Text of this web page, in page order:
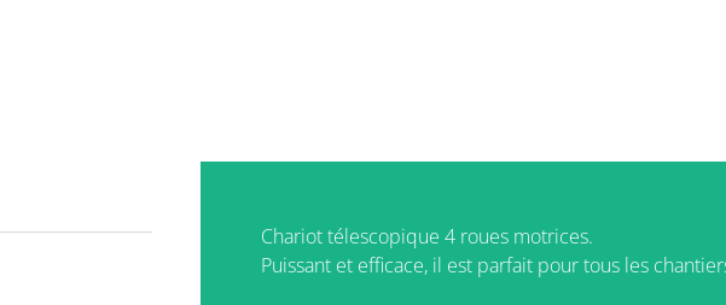
Chariot télescopique 4 roues motrices.
Puissant et efficace, il est parfait pour tous les